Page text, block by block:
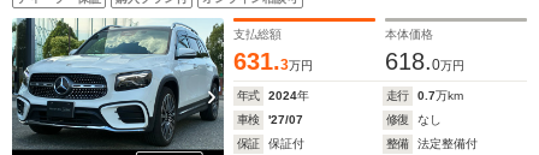
支払総額
631.3万円
本体価格
618.0万円
年式 2024年 走行 0.7万km
車検
'27/07 修復
なし
保証
保証付 整備
法定整備付